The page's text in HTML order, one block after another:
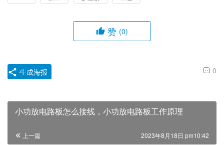
赞 (0)
0
生成海报
小功放电路板怎么接线，小功放电路板工作原理
上一篇 2023年8月18日 pm10:42